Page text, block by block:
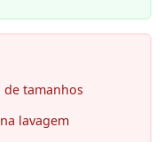
tamanhos
lavagem